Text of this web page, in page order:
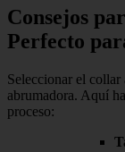
Consejos
Perfecto
Seleccionar el collar
abrumadora. Aquí
proceso: